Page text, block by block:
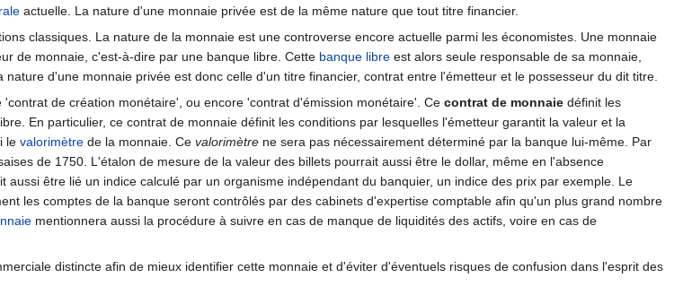
actuelle. La nature d'une monnaie privée est de la même nature que tout titre financier.
classiques. La nature de la monnaie est une controverse encore actuelle parmi les économistes. Une monnaie
de monnaie, c'est-à-dire par une banque libre. Cette banque libre est alors seule responsable de sa monnaie,
nature d'une monnaie privée est donc celle d'un titre financier, contrat entre l'émetteur et le possesseur du dit titre.
'contrat de création monétaire', ou encore 'contrat d'émission monétaire'. Ce contrat de monnaie définit les
En particulier, ce contrat de monnaie définit les conditions par lesquelles l'émetteur garantit la valeur et la
le valorimètre de la monnaie. Ce valorimètre ne sera pas nécessairement déterminé par la banque lui-même. Par
de 1750. L'étalon de mesure de la valeur des billets pourrait aussi être le dollar, même en l'absence
aussi être lié un indice calculé par un organisme indépendant du banquier, un indice des prix par exemple. Le
les comptes de la banque seront contrôlés par des cabinets d'expertise comptable afin qu'un plus grand nombre
mentionnera aussi la procédure à suivre en cas de manque de liquidités des actifs, voire en cas de
distincte afin de mieux identifier cette monnaie et d'éviter d'éventuels risques de confusion dans l'esprit des